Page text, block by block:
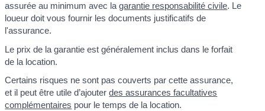
assurée au minimum avec lagarantie responsabilité civile. Le
loueur doit vous fournir les documents justificatifs de
l'assurance.
Le prix de la garantie est généralement inclus dans le forfait
de la location.
Certains risques ne sont pas couverts par cette assurance,
et il peut être utile d’ajouterdes assurances facultatives
complémentaires pour le temps de la location.